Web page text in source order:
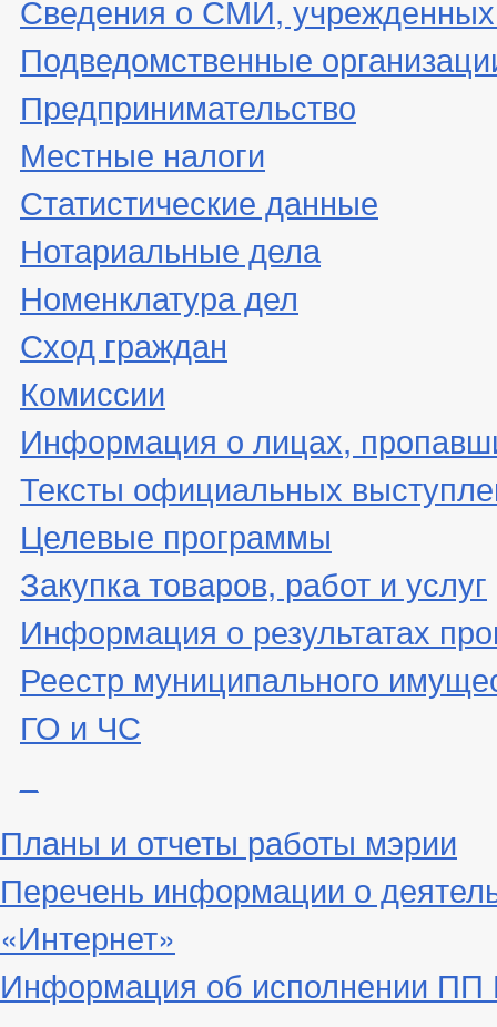
Сведения о СМИ,
Подведомственные
Предпринимательство
Местные налоги
Статистические данные
Нотариальные дела
Номенклатура дел
Сход граждан
Комиссии
Информация о лицах,
Тексты официальных
Целевые программы
Закупка товаров, работ и услуг
Информация о результатах
Реестр муниципального
ГО и ЧС
Планы и отчеты работы мэрии
Перечень информации о
«Интернет»
Информация об исполнении ПП